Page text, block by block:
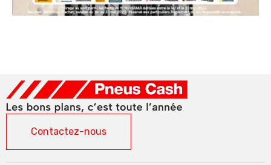
Contactez-nous